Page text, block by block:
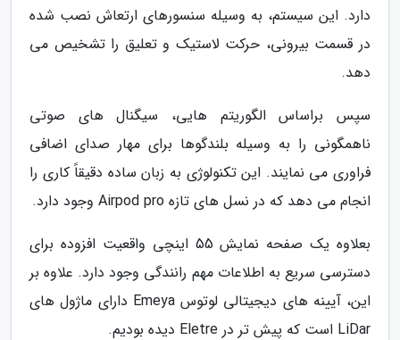
دارد. این سیستم، به وسیله سنسورهای ارتعاش نصب شده
در قسمت بیرونی، حرکت لاستیک و تعلیق را تشخیص می
دهد.
سپس براساس الگوریتم هایی، سیگنال های صوتی
ناهمگونی را به وسیله بلندگوها برای مهار صدای اضافی
فراوری می نمایند. این تکنولوژی به زبان ساده دقیقاً کاری را
انجام می دهد که در نسل های تازه Airpod pro وجود دارد.
بعلاوه یک صفحه نمایش 55 اینچی واقعیت افزوده برای
دسترسی سریع به اطلاعات مهم رانندگی وجود دارد. علاوه بر
این، آیینه های دیجیتالی لوتوس Emeya دارای ماژول های
LiDar است که پیش تر در Eletre دیده بودیم.